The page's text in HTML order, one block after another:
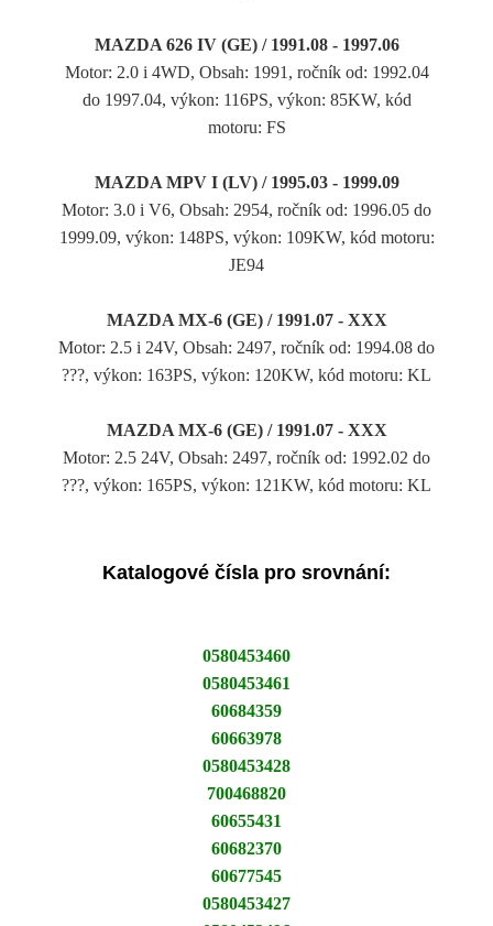
MAZDA 626 IV (GE) / 1991.08 - 1997.06
Motor: 2.0 i 4WD, Obsah: 1991, ročník od: 1992.04
do 1997.04, výkon: 116PS, výkon: 85KW, kód
motoru: FS
MAZDA MPV I (LV) / 1995.03 - 1999.09
Motor: 3.0 i V6, Obsah: 2954, ročník od: 1996.05 do
1999.09, výkon: 148PS, výkon: 109KW, kód motoru:
JE94
MAZDA MX-6 (GE) / 1991.07 - XXX
Motor: 2.5 i 24V, Obsah: 2497, ročník od: 1994.08 do
???, výkon: 163PS, výkon: 120KW, kód motoru: KL
MAZDA MX-6 (GE) / 1991.07 - XXX
Motor: 2.5 24V, Obsah: 2497, ročník od: 1992.02 do
???, výkon: 165PS, výkon: 121KW, kód motoru: KL
Katalogové čísla pro srovnání:
0580453460
0580453461
60684359
60663978
0580453428
700468820
60655431
60682370
60677545
0580453427